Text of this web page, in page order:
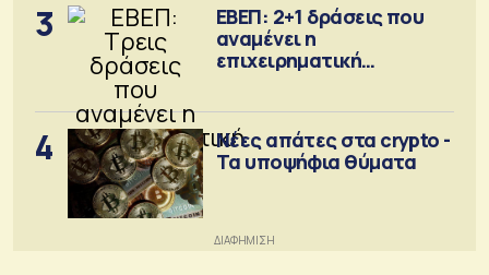
3
ΕΒΕΠ: 2+1 δράσεις που
αναμένει η
επιχειρηματική
4
Νέες απάτες στα crypto -
Τα υποψήφια θύματα